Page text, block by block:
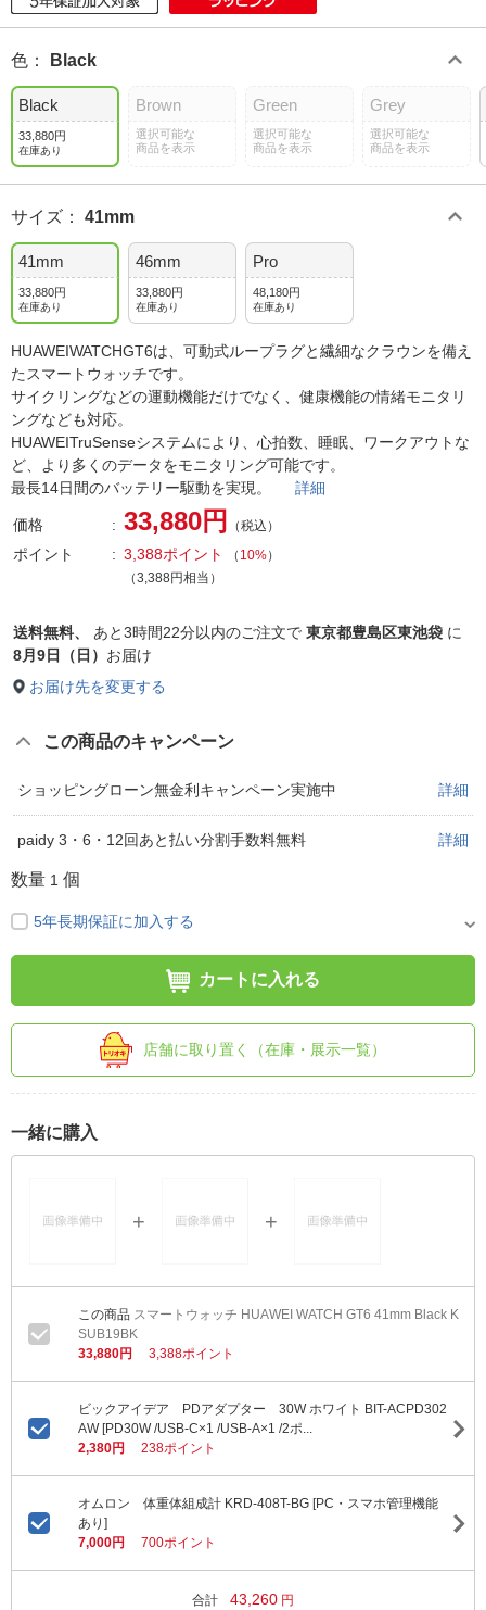
色 ： Black
Black
33,880円
在庫あり
Brown
選択可能な
商品を表示
Green
選択可能な
商品を表示
Grey
選択可能な
商品を表示
サイズ ： 41mm
41mm
33,880円
在庫あり
46mm
33,880円
在庫あり
Pro
48,180円
在庫あり
HUAWEIWATCHGT6は、可動式ループラグと繊細なクラウンを備え
たスマートウォッチです。
サイクリングなどの運動機能だけでなく、健康機能の情緒モニタリ
ングなども対応。
HUAWEITruSenseシステムにより、心拍数、睡眠、ワークアウトな
ど、より多くのデータをモニタリング可能です。
最長14日間のバッテリー駆動を実現。 詳細
価格 33,880円 （税込）
ポイント 3,388ポイント （ 10%）
（3,388円相当）
送料無料、 あと3時間22分以内のご注文で 東京都豊島区東池袋 に
8月9日（日） お届け
お届け先を変更する
この商品のキャンペーン
ショッピングローン無金利キャンペーン実施中 詳細
paidy 3・6・12回あと払い分割手数料無料 詳細
数量 1 個
5年長期保証に加入する
カートに入れる
店舗に取り置く（在庫・展示一覧）
一緒に購入
スマートウォッチ HUAWEI WATCH GT6 41mm Black K
SUB19BK
33,880円
3,388ポイント
ビックアイデア PDアダプター 30W ホワイト BIT-ACPD302
AW [PD30W /USB-C×1 /USB-A×1 /2ポ...
2,380円
238ポイント
オムロン 体重体組成計 KRD-408T-BG [PC・スマホ管理機能
あり]
7,000円
700ポイント
合計 43,260 円